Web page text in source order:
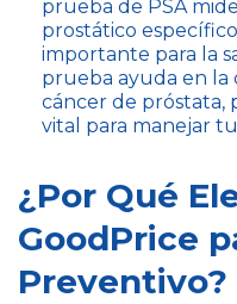
prueba de PSA
prostático
importante para la
prueba ayuda en la
cáncer de próstata,
vital para manejar
¿Por Qué
GoodPrice
Preventivo?